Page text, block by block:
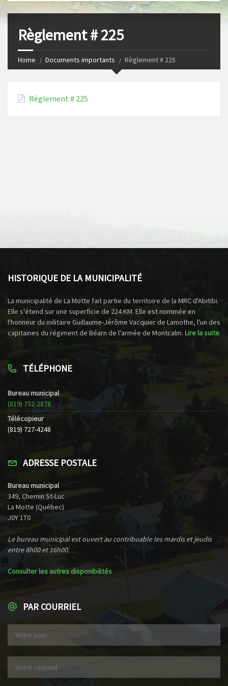
Règlement # 225
Home Documents importants Règlement # 225
Règlement # 225
HISTORIQUE DE LA MUNICIPALITÉ
La municipalité de La Motte fait partie du territoire de la MRC d'Abitibi.
Elle s'étend sur une superficie de 224 KM. Elle est nommée en
l'honneur du militaire Guillaume-Jérôme Vacquier de Lamothe, l'un des
capitaines du régiment de Béarn de l'armée de Montcalm. Lire la suite
TÉLÉPHONE
Bureau municipal
(819) 732-2878
Télécopieur
(819) 727-4248
ADRESSE POSTALE
Bureau municipal
349, Chemin St-Luc
La Motte (Québec)
J0Y 1T0
Le bureau municipal est ouvert au contribuable les mardis et jeudis
entre 8h00 et 16h00.
Consulter les autres disponibilités
PAR COURRIEL